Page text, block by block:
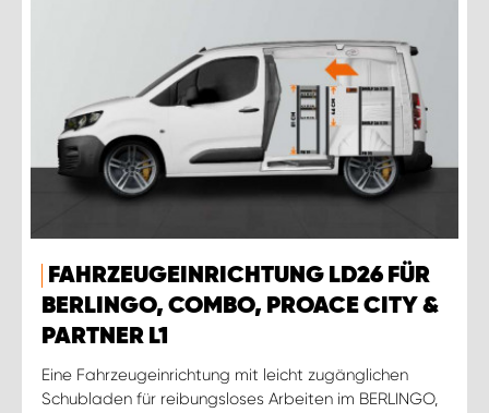
FAHRZEUGEINRICHTUNG LD26 FÜR
BERLINGO, COMBO, PROACE CITY &
PARTNER L1
Eine Fahrzeugeinrichtung mit leicht zugänglichen
Schubladen für reibungsloses Arbeiten im BERLINGO,